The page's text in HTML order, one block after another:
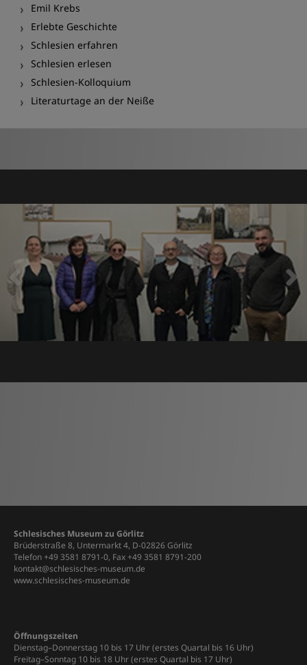
Emil Krebs
Erlebte Geschichte
Schlesien erfahren
Schlesien erlesen
Schlesien-Kolloquium
Literaturtage an der Neiße
Schlesisches Museum zu Görlitz
Brüderstraße 8, Untermarkt 4, D-02826 Görlitz
Telefon +49 3581 8791-0, Fax +49 3581 8791-200
kontakt@schlesisches-museum.de
www.schlesisches-museum.de
Öffnungszeiten
Dienstag–Donnerstag 10 bis 17 Uhr (erstes Quartal bis 16 Uhr)
Freitag–Sonntag 10 bis 18 Uhr (erstes Quartal bis 17 Uhr)